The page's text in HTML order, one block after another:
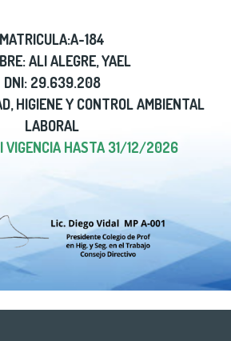
MATRICULA:A-184
ALI ALEGRE, YAEL
DNI: 29.639.208
HIGIENE Y CONTROL AMBIENTAL
LABORAL
VIGENCIA HASTA 31/12/2026